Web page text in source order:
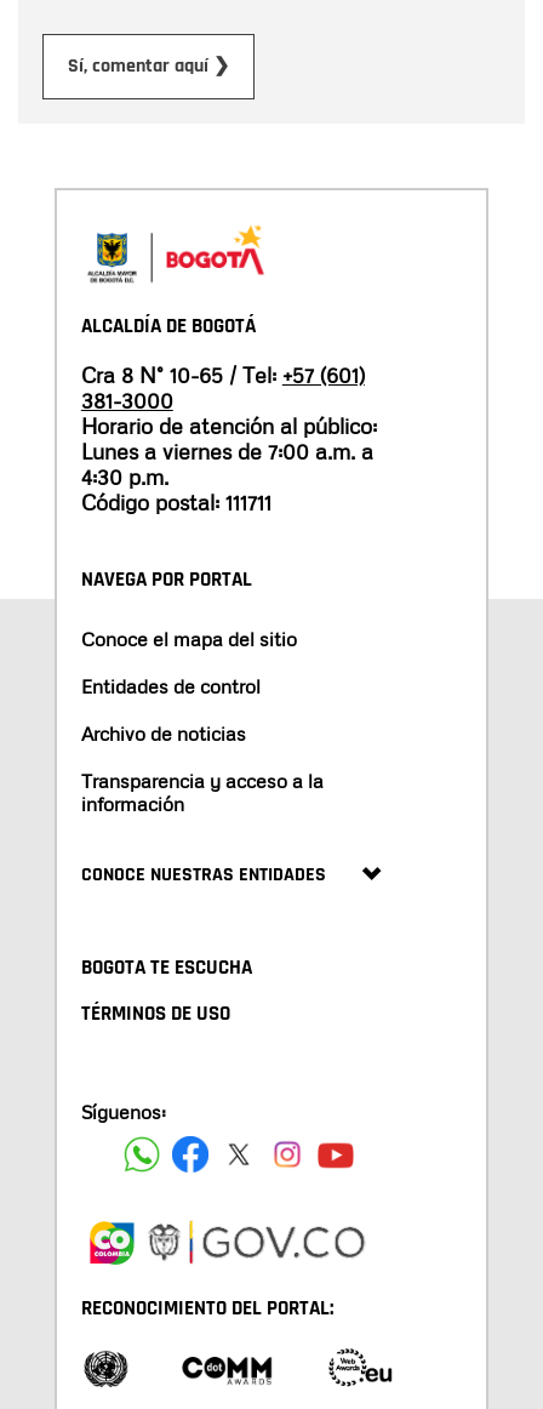
Sí, comentar aquí ❯
ALCALDÍA DE BOGOTÁ
Cra 8 N° 10-65 / Tel: +57 (601)
381-3000
Horario de atención al público:
Lunes a viernes de 7:00 a.m. a
4:30 p.m.
Código postal: 111711
NAVEGA POR PORTAL
Conoce el mapa del sitio
Entidades de control
Archivo de noticias
Transparencia y acceso a la
información
CONOCE NUESTRAS ENTIDADES
BOGOTA TE ESCUCHA
TÉRMINOS DE USO
Síguenos:
RECONOCIMIENTO DEL PORTAL: